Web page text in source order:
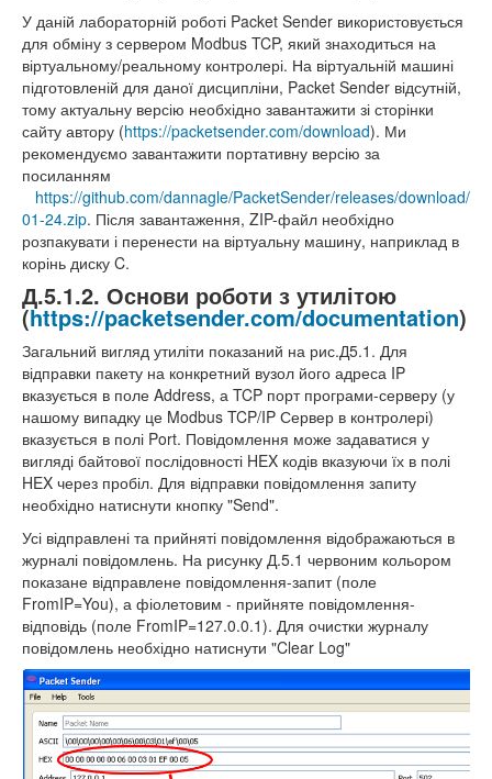
У даній лабораторній роботі Packet Sender використовується
для обміну з сервером Modbus TCP, який знаходиться на
віртуальному/реальному контролері. На віртуальній машині
підготовленій для даної дисципліни, Packet Sender відсутній,
тому актуальну версію необхідно завантажити зі сторінки
сайту автору (https://packetsender.com/download). Ми
рекомендуємо завантажити портативну версію за
посиланням
https://github.com/dannagle/PacketSender/releases/download/
01-24.zip. Після завантаження, ZIP-файл необхідно
розпакувати і перенести на віртуальну машину, наприклад в
корінь диску C.
Д.5.1.2. Основи роботи з утилітою
(https://packetsender.com/documentation)
Загальний вигляд утиліти показаний на рис.Д5.1. Для
відправки пакету на конкретний вузол його адреса IP
вказується в поле Address, а TCP порт програми-серверу (у
нашому випадку це Modbus TCP/IP Сервер в контролері)
вказується в полі Port. Повідомлення може задаватися у
вигляді байтової послідовності HEX кодів вказуючи їх в полі
HEX через пробіл. Для відправки повідомлення запиту
необхідно натиснути кнопку "Send".
Усі відправлені та прийняті повідомлення відображаються в
журналі повідомлень. На рисунку Д.5.1 червоним кольором
показане відправлене повідомлення-запит (поле
FromIP=You), а фіолетовим - прийняте повідомлення-
відповідь (поле FromIP=127.0.0.1). Для очистки журналу
повідомлень необхідно натиснути "Clear Log"